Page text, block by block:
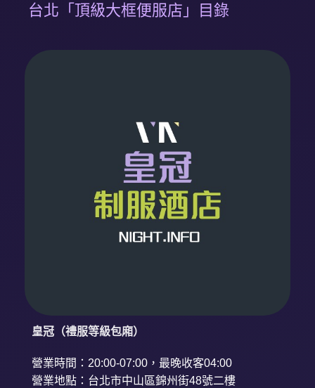
台北「頂級大框便服店」目錄
皇冠（禮服等級包廂）
營業時間：20:00-07:00，最晚收客04:00
營業地點：台北市中山區錦州街48號二樓